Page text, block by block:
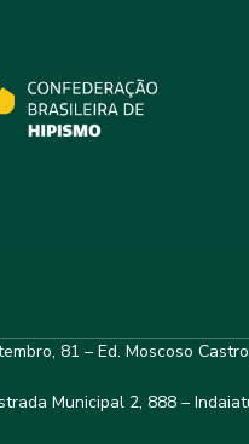
81 – Ed. Moscoso
Municipal 2, 888 –